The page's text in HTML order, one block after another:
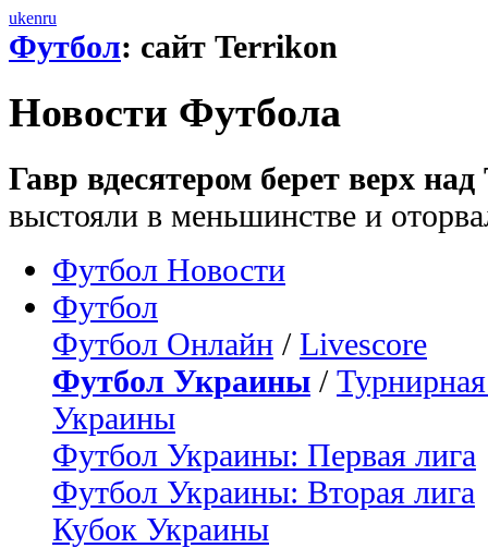
ukenru
Футбол: сайт Terrikon
Новости Футбола
Гавр вдесятером берет верх над
выстояли в меньшинстве и
Футбол Новости
Футбол
Футбол Онлайн / Livescore
Футбол Украины /
Украины
Футбол Украины: Первая лига
Футбол Украины: Вторая лига
Кубок Украины